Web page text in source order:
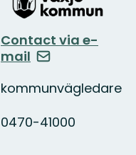
Contact via e-
mail
kommunvägledare
0470-41000